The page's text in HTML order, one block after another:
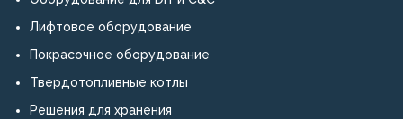
поставщика
металлических
и
оборудования.
Лифтовое оборудование
Покрасочное оборудование
Твердотопливные котлы
Решения для хранения